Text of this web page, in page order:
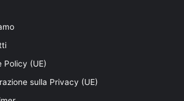
Policy (UE)
sulla Privacy (UE)